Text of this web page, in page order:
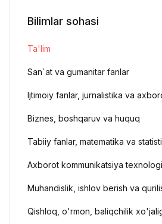
Bilimlar sohasi
Ta'lim
San`at va gumanitar fanlar
Ijtimoiy fanlar, jurnalistika va
Biznes, boshqaruv va huquq
Tabiiy fanlar, matematika va
Axborot kommunikatsiya
Muhandislik, ishlov berish va
Qishloq, o'rmon, baliqchilik